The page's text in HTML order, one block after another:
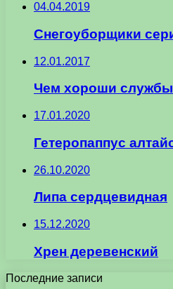
04.04.2019
Снегоуборщики
12.01.2017
Чем хороши службы
17.01.2020
Гетеропаппус
26.10.2020
Липа сердцевидная
15.12.2020
Хрен деревенский
Последние записи